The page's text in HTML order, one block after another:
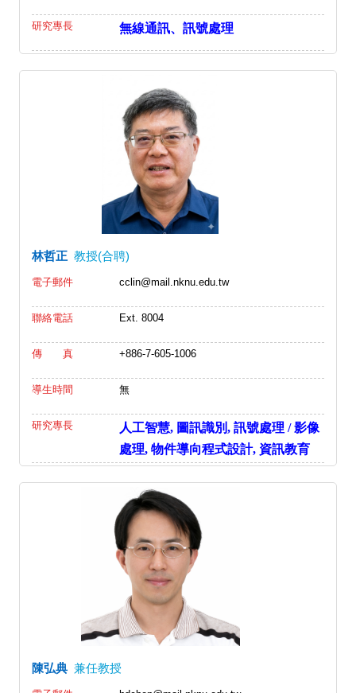
研究專長 無線通訊、訊號處理
林哲正 教授(合聘)
電子郵件 cclin@mail.nknu.edu.tw
聯絡電話 Ext. 8004
傳 真 +886-7-605-1006
導生時間 無
研究專長
人工智慧, 圖訊識別, 訊號處理 / 影像
處理, 物件導向程式設計, 資訊教育
陳弘典 兼任教授